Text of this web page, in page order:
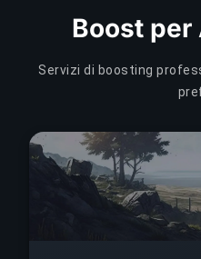
Boost per
Servizi di boosting